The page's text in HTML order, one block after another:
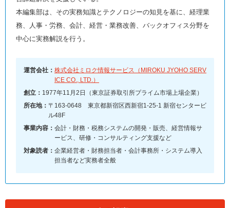
本編集部は、その実務知識とテクノロジーの知見を基に、経理業
務、人事・労務、会計、経営・業務改善、バックオフィス分野を
中心に実務解説を行う。
運営会社： 株式会社ミロク情報サービス（MIROKU JYOHO SERV
ICE CO., LTD.）
創立： 1977年11月2日（東京証券取引所プライム市場上場企業）
所在地： 〒163-0648 東京都新宿区西新宿1-25-1 新宿センタービ
ル48F
事業内容： 会計・財務・税務システムの開発・販売、経営情報サ
ービス、研修・コンサルティング支援など
対象読者： 企業経営者・財務担当者・会計事務所・システム導入
担当者など実務者全般